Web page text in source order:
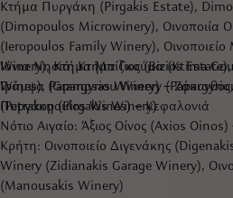
Κτήμα Πυργάκη (Pirgakis Estate),
(Dimopoulos Microwinery), Οινοποιία
(Ieropoulos Family Winery),
Winery), Κτήμα Μπίζιος (Bizios
Wines), Papargyriou Winery
Πυργάκη (Pirgakis Winery)
Ιόνια Νησιά: Κτήμα Γκούμα (Ktima
Γράμψα (Grampsas Winery) –
(Petrakopoulos Wines) – Κεφαλονιά
Νότιο Αιγαίο: Άξιος Οίνος (Axios
Κρήτη: Οινοποιείο Διγενάκης
Winery (Zidianakis Garage Winery),
(Manousakis Winery)